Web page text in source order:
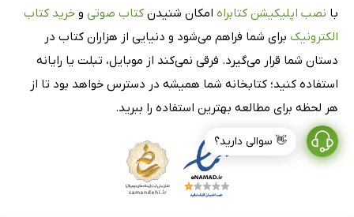
👋 سوالی دارید؟
با نصب اپلیکیشن کتابراه امکان شنیدن کتاب صوتی و خرید کتاب
الکترونیک برای شما فراهم می‌شود و دنیایی از هزاران کتاب در
دستان شما قرار می‌گیرد. فرقی نمی‌کند از موبایل، تبلت یا رایانه
استفاده کنید؛ کتابخانه شما همیشه در دسترس خواهد بود تا از
هر لحظه برای مطالعه بهترین استفاده را ببرید.